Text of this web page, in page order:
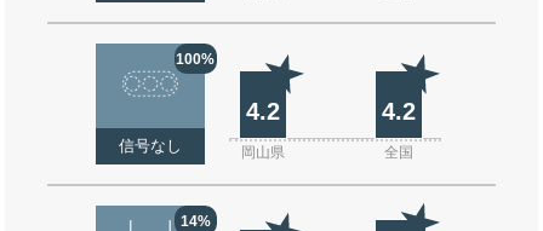
100%
信号なし
4.2 4.2
岡山県 全国
14%